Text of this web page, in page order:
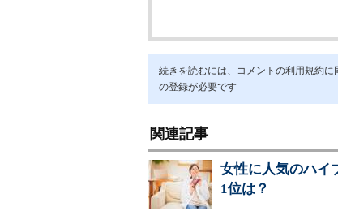
続きを読むには、コメントの利用規約に
の登録が必要です
関連記事
女性に人気のハイ
1位は？